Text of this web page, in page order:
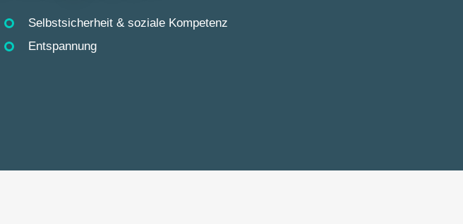
Selbstsicherheit & soziale Kompetenz
Entspannung